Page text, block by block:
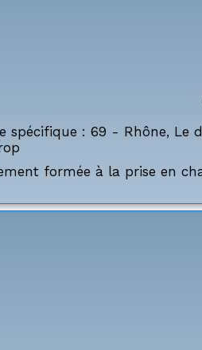
spécifique : 69 - Rhône, Le
formée à la prise en